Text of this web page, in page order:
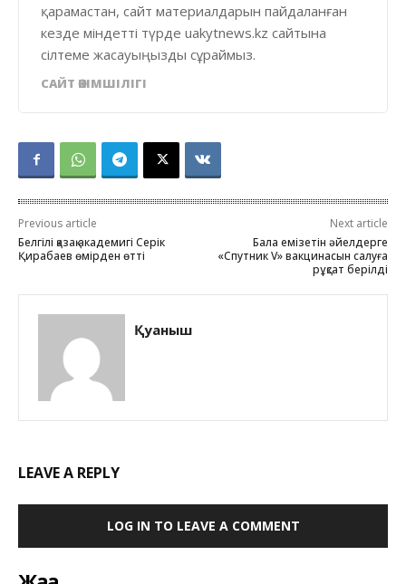
қарамастан, сайт материалдарын пайдаланған
кезде міндетті түрде uakytnews.kz сайтына
сілтеме жасауыңызды сұраймыз.
САЙТ ӘКІМШІЛІГІ
Previous article
Белгілі қазақ академигі Серік
Қирабаев өмірден өтті
Next article
Бала емізетін әйелдерге
«Спутник V» вакцинасын салуға
рұқсат берілді
Қуаныш
LEAVE A REPLY
LOG IN TO LEAVE A COMMENT